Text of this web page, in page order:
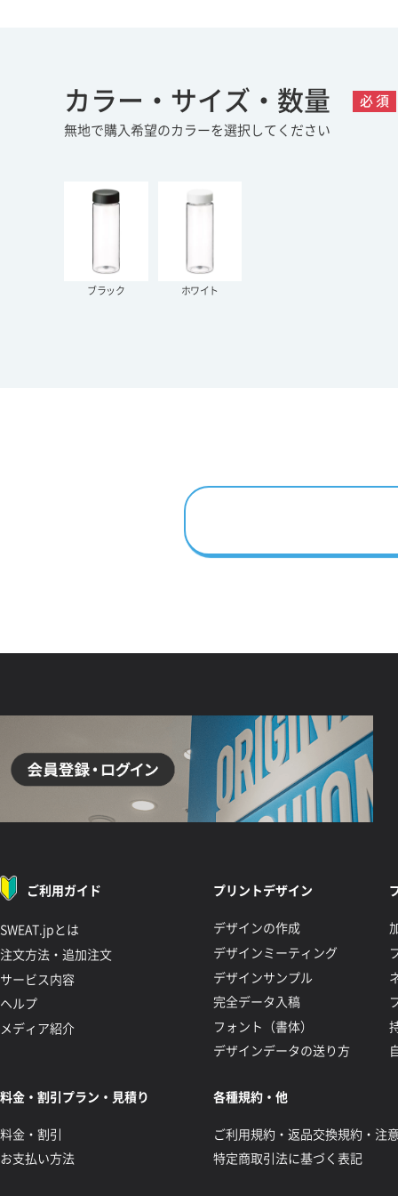
カラー・サイズ・数量 必 須
無地で購入希望のカラーを選択してください
ブラック ホワイト
ご利用ガイド
SWEAT.jpとは
注文方法・追加注文
サービス内容
ヘルプ
メディア紹介
プリントデザイン
デザインの作成
デザインミーティング
デザインサンプル
完全データ入稿
フォント（書体）
デザインデータの送り方
料金・割引プラン・見積り
料金・割引
お支払い方法
各種規約・他
ご利用規約・返品交換規約・注
特定商取引法に基づく表記